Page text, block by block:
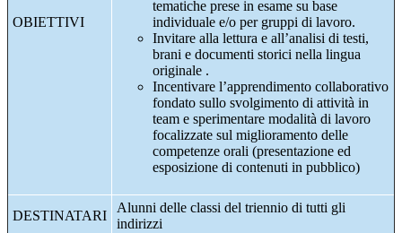
OBIETTIVI
tematiche prese in esame su base
individuale e/o per gruppi di lavoro.
Invitare alla lettura e all’analisi di testi,
brani e documenti storici nella lingua
originale .
Incentivare l’apprendimento collaborativo
fondato sullo svolgimento di attività in
team e sperimentare modalità di lavoro
focalizzate sul miglioramento delle
competenze orali (presentazione ed
esposizione di contenuti in pubblico)
DESTINATARI
Alunni delle classi del triennio di tutti gli
indirizzi